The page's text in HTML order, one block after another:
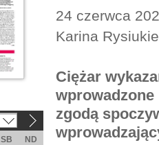
24 czerwca
Karina
Ciężar
wprowadzone
zgodą
SB
ND